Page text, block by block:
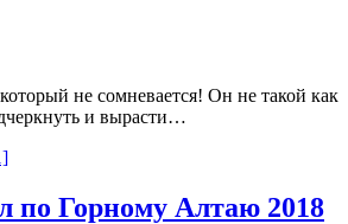
не сомневается! Он не такой как
и вырасти…
по Горному Алтаю 2018